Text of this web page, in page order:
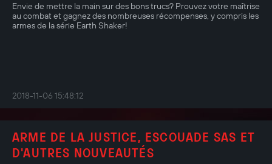
Envie de mettre la main sur des bons trucs? Prouvez votre maîtrise
au combat et gagnez des nombreuses récompenses, y compris les
armes de la série Earth Shaker!
2018-11-06 15:48:12
ARME DE LA JUSTICE, ESCOUADE SAS ET
D'AUTRES NOUVEAUTÉS